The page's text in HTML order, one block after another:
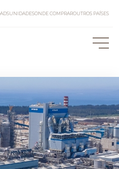
UNIDADESONDE COMPRAROUTROS PAÍSES